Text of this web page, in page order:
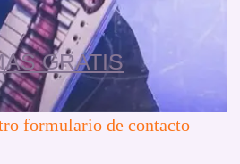
GRATIS
formulario de contacto